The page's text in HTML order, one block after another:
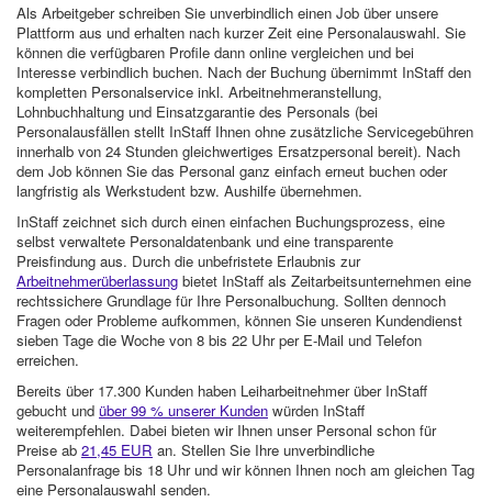
Als Arbeitgeber schreiben Sie unverbindlich einen Job über unsere
Plattform aus und erhalten nach kurzer Zeit eine Personalauswahl. Sie
können die verfügbaren Profile dann online vergleichen und bei
Interesse verbindlich buchen. Nach der Buchung übernimmt InStaff den
kompletten Personalservice inkl. Arbeitnehmeranstellung,
Lohnbuchhaltung und Einsatzgarantie des Personals (bei
Personalausfällen stellt InStaff Ihnen ohne zusätzliche Servicegebühren
innerhalb von 24 Stunden gleichwertiges Ersatzpersonal bereit). Nach
dem Job können Sie das Personal ganz einfach erneut buchen oder
langfristig als Werkstudent bzw. Aushilfe übernehmen.
InStaff zeichnet sich durch einen einfachen Buchungsprozess, eine
selbst verwaltete Personaldatenbank und eine transparente
Preisfindung aus. Durch die unbefristete Erlaubnis zur
Arbeitnehmerüberlassung bietet InStaff als Zeitarbeitsunternehmen eine
rechtssichere Grundlage für Ihre Personalbuchung. Sollten dennoch
Fragen oder Probleme aufkommen, können Sie unseren Kundendienst
sieben Tage die Woche von 8 bis 22 Uhr per E-Mail und Telefon
erreichen.
Bereits über 17.300 Kunden haben Leiharbeitnehmer über InStaff
gebucht und über 99 % unserer Kunden würden InStaff
weiterempfehlen. Dabei bieten wir Ihnen unser Personal schon für
Preise ab 21,45 EUR an. Stellen Sie Ihre unverbindliche
Personalanfrage bis 18 Uhr und wir können Ihnen noch am gleichen Tag
eine Personalauswahl senden.